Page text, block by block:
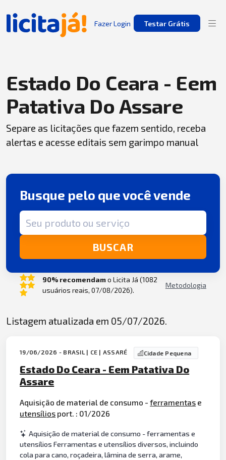
Fazer Login Testar Grátis
Estado Do Ceara - Eem
Patativa Do Assare
Separe as licitações que fazem sentido, receba
alertas e acesse editais sem garimpo manual
Busque pelo que você vende
Termo de busca
BUSCAR
90% recomendamo Licita Já (1082
usuários reais, 07/08/2026).
Metodologia
Listagem atualizada em 05/07/2026.
19/06/2026 - BRASIL | CE | ASSARÉ Cidade Pequena
Estado Do Ceara - Eem Patativa Do
Assare
Aquisição de material de consumo -ferramentas e
utensílios port. : 01/2026
Aquisição de material de consumo - ferramentas e
utensílios Ferramentas e utensílios diversos, incluindo
cola para cano, roçadeira, lâmina de serra, arame,